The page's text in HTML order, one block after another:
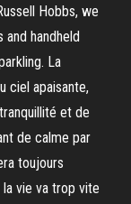
Hobbs, we
handheld
La
ciel apaisante,
et de
de calme par
toujours
vie va trop vite